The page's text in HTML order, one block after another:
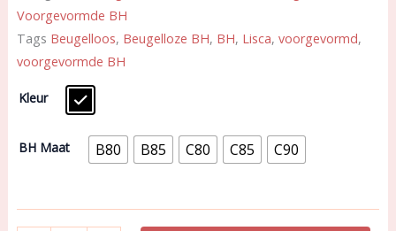
Voorgevormde BH
Tags Beugelloos, Beugelloze BH, BH, Lisca, voorgevormd,
voorgevormde BH
Kleur
BH Maat B80 B85 C80 C85 C90
Lisca
BH
aantal